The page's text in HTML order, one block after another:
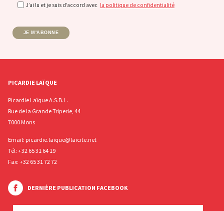
J’ai lu et je suis d’accord avec la politique de confidentialité
JE M'ABONNE
PICARDIE LAÏQUE
Picardie Laïque A.S.B.L.
Rue de la Grande Triperie, 44
7000 Mons
Email: picardie.laique@laicite.net
Tél: +32 65 31 64 19
Fax: +32 65 31 72 72
DERNIÈRE PUBLICATION FACEBOOK